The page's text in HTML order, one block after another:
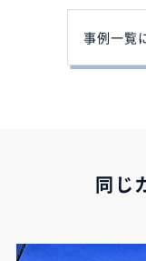
事例一覧
同じ